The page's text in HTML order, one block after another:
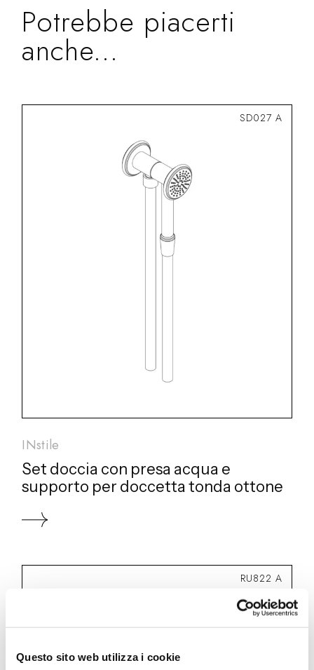
Questo sito web utilizza i cookie
Potrebbe piacerti
anche...
SD027 A
INstile
Set doccia con presa acqua e
supporto per doccetta tonda ottone
RU822 A